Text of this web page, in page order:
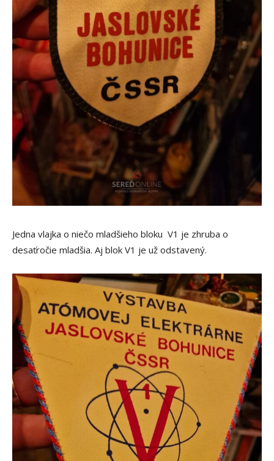
Jedna vlajka o niečo mladšieho bloku V1 je zhruba o
desaťročie mladšia. Aj blok V1 je už odstavený.